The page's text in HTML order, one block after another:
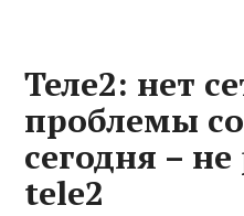
Теле2: нет
проблемы
сегодня –
tele2